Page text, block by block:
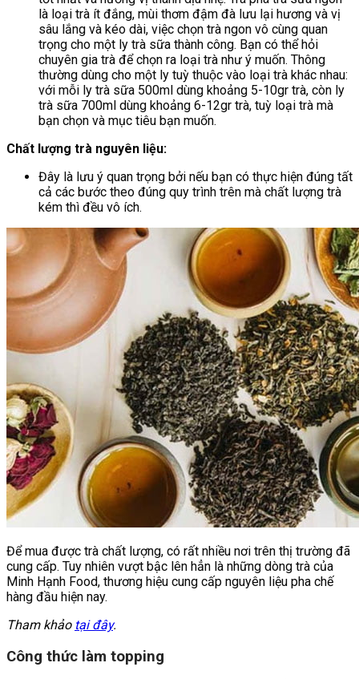
là loại trà ít đắng, mùi thơm đậm đà lưu lại hương và vị
sâu lắng và kéo dài, việc chọn trà ngon vô cùng quan
trọng cho một ly trà sữa thành công. Bạn có thể hỏi
chuyên gia trà để chọn ra loại trà như ý muốn. Thông
thường dùng cho một ly tuỳ thuộc vào loại trà khác nhau:
với mỗi ly trà sữa 500ml dùng khoảng 5-10gr trà, còn ly
trà sữa 700ml dùng khoảng 6-12gr trà, tuỳ loại trà mà
bạn chọn và mục tiêu bạn muốn.
Chất lượng trà nguyên liệu:
Đây là lưu ý quan trọng bởi nếu bạn có thực hiện đúng tất
cả các bước theo đúng quy trình trên mà chất lượng trà
kém thì đều vô ích.
Để mua được trà chất lượng, có rất nhiều nơi trên thị trường đã
cung cấp. Tuy nhiên vượt bậc lên hẳn là những dòng trà của
Minh Hạnh Food, thương hiệu cung cấp nguyên liệu pha chế
hàng đầu hiện nay.
Tham khảo tại đây.
Công thức làm topping